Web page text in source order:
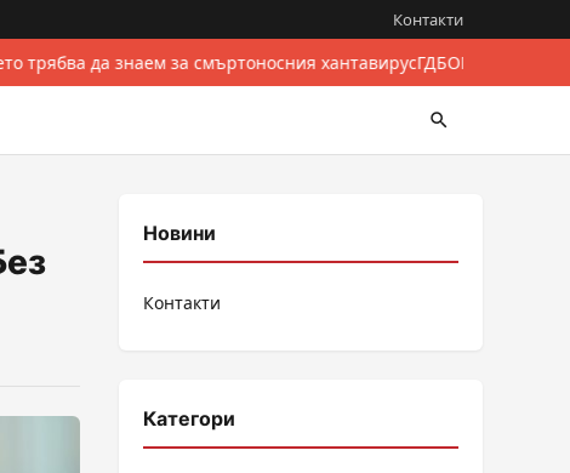
Контакти
трябва да знаем за смъртоносния хантавирусГДБОП разби
Новини
Контакти
Категори